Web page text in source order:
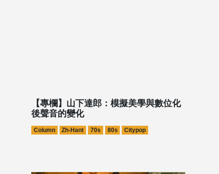
【專欄】山下達郎：模擬美學與數位化
後聲音的變化
Column Zh-Hant 70s 80s Citypop